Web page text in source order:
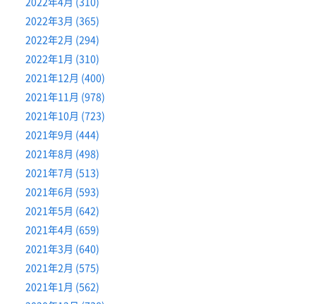
2022年3月 (365)
2022年2月 (294)
2022年1月 (310)
2021年12月 (400)
2021年11月 (978)
2021年10月 (723)
2021年9月 (444)
2021年8月 (498)
2021年7月 (513)
2021年6月 (593)
2021年5月 (642)
2021年4月 (659)
2021年3月 (640)
2021年2月 (575)
2021年1月 (562)